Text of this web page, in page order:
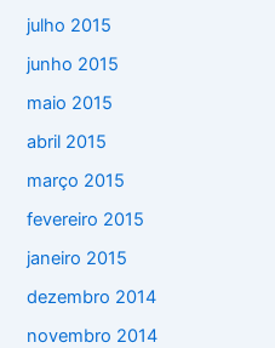
julho 2015
junho 2015
maio 2015
abril 2015
março 2015
fevereiro 2015
janeiro 2015
dezembro 2014
novembro 2014